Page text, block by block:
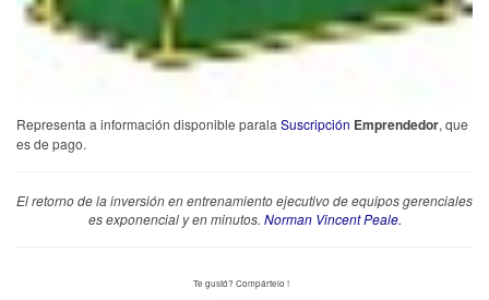
Representa a información disponible parala Suscripción Emprendedor, que
es de pago.
El retorno de la inversión en entrenamiento ejecutivo de equipos gerenciales
es exponencial y en minutos. Norman Vincent Peale.
Te gustó? Compártelo !